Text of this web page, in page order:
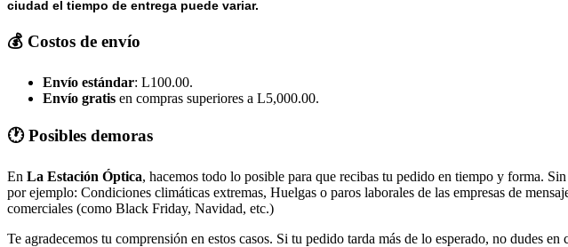
ciudad el tiempo de entrega puede variar.
💰 Costos de envío
Envío estándar: L100.00.
Envío gratis en compras superiores a L5,000.00.
🕐 Posibles demoras
En La Estación Óptica, hacemos todo lo posible para que recibas tu pedido en tiempo y forma.
por ejemplo: Condiciones climáticas extremas, Huelgas o paros laborales de las empresas de
comerciales (como Black Friday, Navidad, etc.)
Te agradecemos tu comprensión en estos casos. Si tu pedido tarda más de lo esperado, no dudes